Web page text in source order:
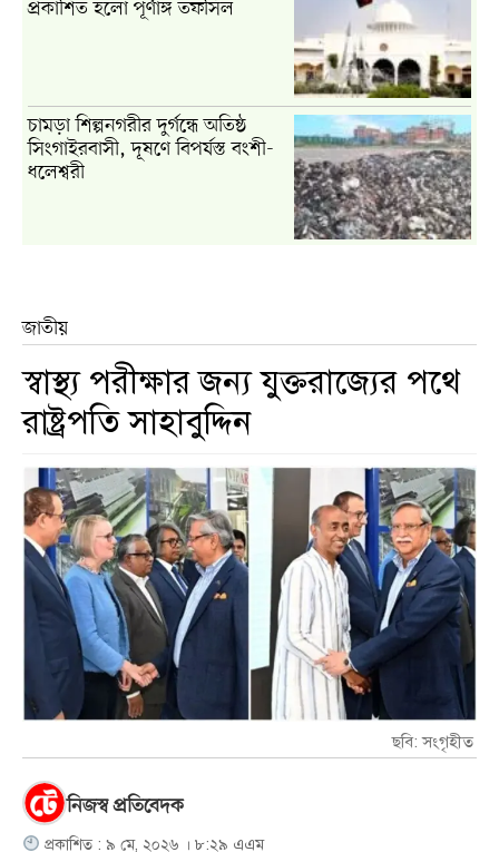
প্রকাশিত হলো পূর্ণাঙ্গ তফসিল
চামড়া শিল্পনগরীর দুর্গন্ধে অতিষ্ঠ
সিংগাইরবাসী, দূষণে বিপর্যস্ত বংশী-
ধলেশ্বরী